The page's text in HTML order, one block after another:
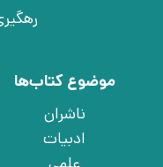
موضوع کتاب‌ها
ناشران
ادبیات